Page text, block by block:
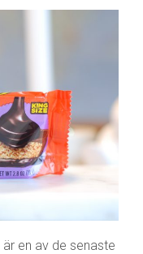
är en av de senaste